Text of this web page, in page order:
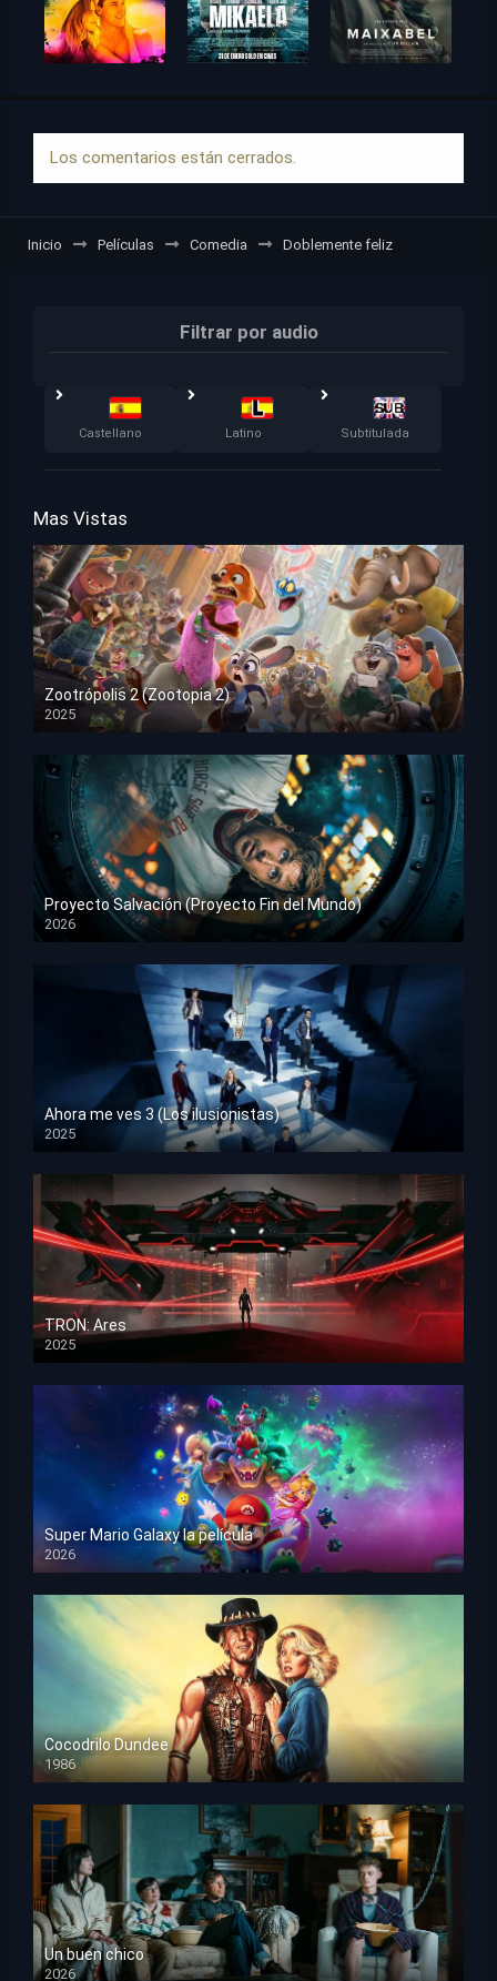
Los comentarios están cerrados.
Inicio Películas Comedia Doblemente feliz
Filtrar por audio
Castellano Latino Subtitulada
Mas Vistas
Zootrópolis 2 (Zootopia 2)
2025
HD 1080p
Proyecto Salvación (Proyecto Fin del Mundo)
2026
HD 1080p
Ahora me ves 3 (Los ilusionistas)
2025
HD 1080p
TRON: Ares
2025
HD 1080p
Super Mario Galaxy la película
2026
HD 1080p
Cocodrilo Dundee
1986
HD 1080p
Un buen chico
2026